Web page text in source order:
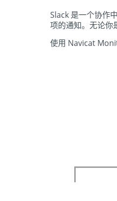
Slack 是一个协作
项的通知。无论你
使用 Navicat